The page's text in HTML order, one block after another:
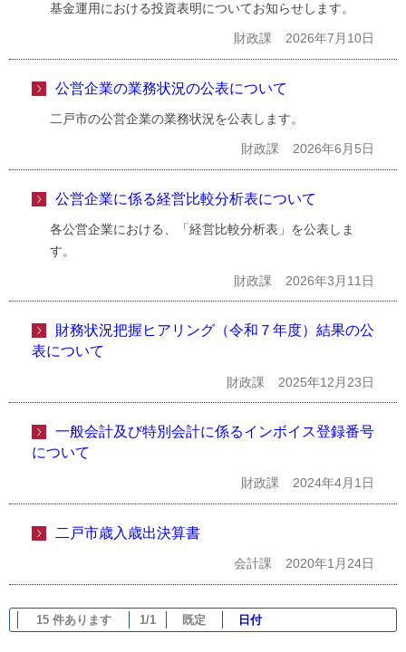
基金運用における投資表明についてお知らせします。
財政課 2026年7月10日
公営企業の業務状況の公表について
二戸市の公営企業の業務状況を公表します。
財政課 2026年6月5日
公営企業に係る経営比較分析表について
各公営企業における、「経営比較分析表」を公表しま
す。
財政課 2026年3月11日
財務状況把握ヒアリング（令和７年度）結果の公
表について
財政課 2025年12月23日
一般会計及び特別会計に係るインボイス登録番号
について
財政課 2024年4月1日
二戸市歳入歳出決算書
会計課 2020年1月24日
15 件あります 1/1 既定 日付